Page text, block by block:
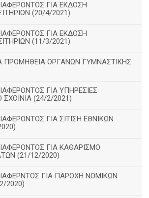
ΓΙΑ ΕΚΔΟΣΗ
(20/4/2021)
ΓΙΑ ΕΚΔΟΣΗ
(11/3/2021)
ΠΡΟΜΗΘΕΙΑ ΟΡΓΑΝΩΝ ΓΥΜΝΑΣΤΙΚΗΣ
ΓΙΑ ΥΠΗΡΕΣΙΕΣ
(24/2/2021)
ΓΙΑ ΣΙΤΙΣΗ ΕΘΝΙΚΩΝ
ΓΙΑ ΚΑΘΑΡΙΣΜΟ
(21/12/2020)
ΓΙΑ ΠΑΡΟΧΗ ΝΟΜΙΚΩΝ
2020)